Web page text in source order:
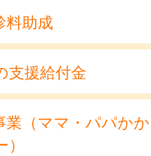
料助成
支援給付金
業（ママ・パパか